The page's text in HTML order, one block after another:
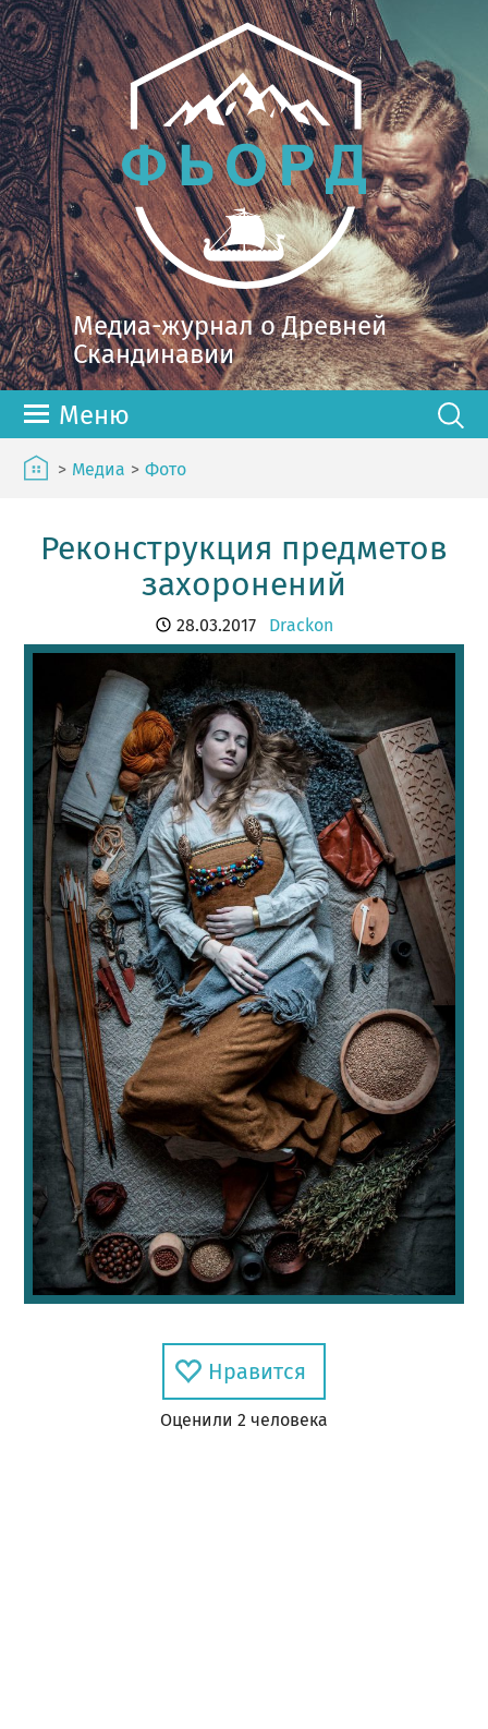
Медиа-журнал о Древней
Скандинавии
Меню
> Медиа > Фото
Реконструкция предметов
захоронений
28.03.2017 Drackon
Нравится
Оценили 2 человека